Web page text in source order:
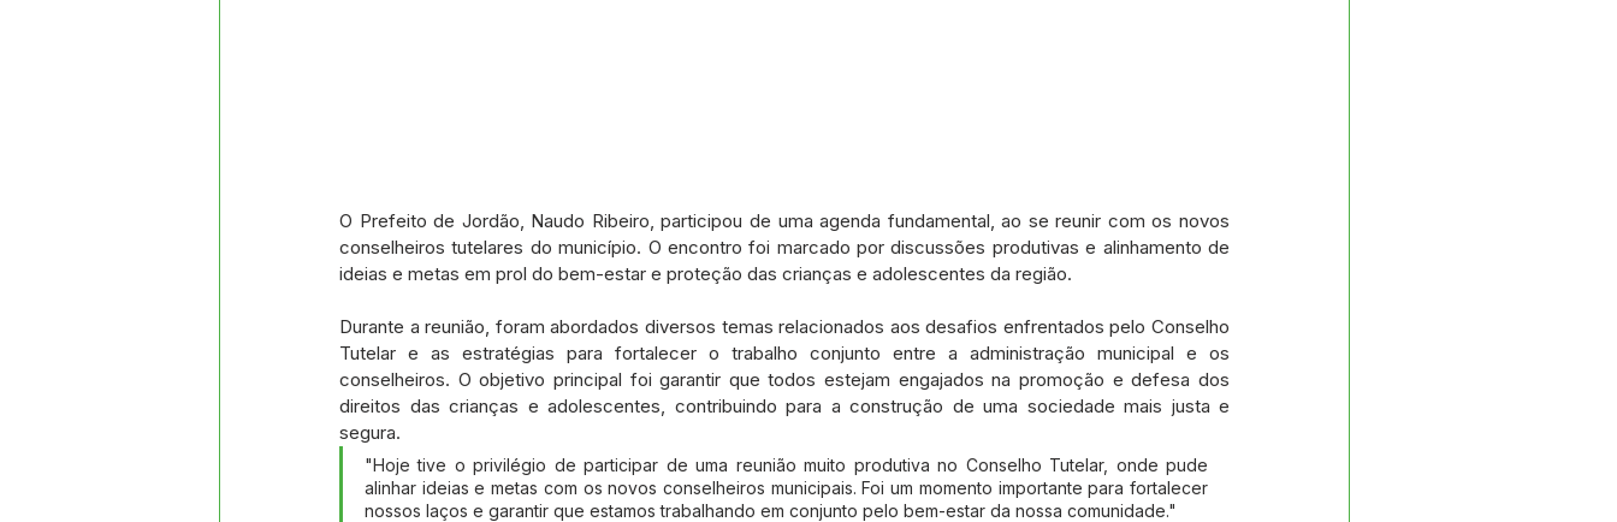
O Prefeito de Jordão, Naudo Ribeiro, participou de uma agenda fundamental, ao se reunir com os novos
conselheiros tutelares do município. O encontro foi marcado por discussões produtivas e alinhamento de
ideias e metas em prol do bem-estar e proteção das crianças e adolescentes da região.
Durante a reunião, foram abordados diversos temas relacionados aos desafios enfrentados pelo Conselho
Tutelar e as estratégias para fortalecer o trabalho conjunto entre a administração municipal e os
conselheiros. O objetivo principal foi garantir que todos estejam engajados na promoção e defesa dos
direitos das crianças e adolescentes, contribuindo para a construção de uma sociedade mais justa e
segura.
"Hoje tive o privilégio de participar de uma reunião muito produtiva no Conselho Tutelar, onde pude
alinhar ideias e metas com os novos conselheiros municipais. Foi um momento importante para fortalecer
nossos laços e garantir que estamos trabalhando em conjunto pelo bem-estar da nossa comunidade."